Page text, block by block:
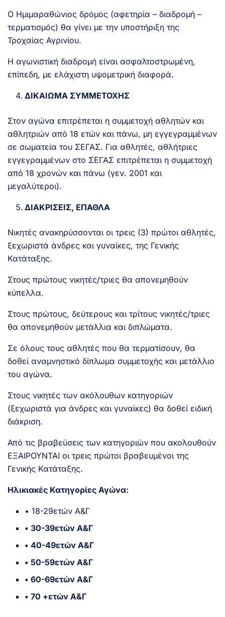
Ο Ημιμαραθώνιος δρόμος (αφετηρία – διαδρομή –
τερματισμός) θα γίνει με την υποστήριξη της
Τροχαίας Αγρινίου.
Η αγωνιστική διαδρομή είναι ασφαλτοστρωμένη,
επίπεδη, με ελάχιστη υψομετρική διαφορά.
ΔΙΚΑΙΩΜΑ ΣΥΜΜΕΤΟΧΗΣ
Στον αγώνα επιτρέπεται η συμμετοχή αθλητών και
αθλητριών από 18 ετών και πάνω, μη εγγεγραμμένων
σε σωματεία του ΣΕΓΑΣ. Για αθλητές, αθλήτριες
εγγεγραμμένων στο ΣΕΓΑΣ επιτρέπεται η συμμετοχή
από 18 χρονών και πάνω (γεν. 2001 και
μεγαλύτεροι).
ΔΙΑΚΡΙΣΕΙΣ, ΕΠΑΘΛΑ
Νικητές ανακηρύσσονται οι τρεις (3) πρώτοι αθλητές,
ξεχωριστά άνδρες και γυναίκες, της Γενικής
Κατάταξης.
Στους πρώτους νικητές/τριες θα απονεμηθούν
κύπελλα.
Στους πρώτους, δεύτερους και τρίτους νικητές/τριες
θα απονεμηθούν μετάλλια και διπλώματα.
Σε όλους τους αθλητές που θα τερματίσουν, θα
δοθεί αναμνηστικό δίπλωμα συμμετοχής και μετάλλιο
του αγώνα.
Στους νικητές των ακόλουθων κατηγοριών
(ξεχωριστά για άνδρες και γυναίκες) θα δοθεί ειδική
διάκριση.
Από τις βραβεύσεις των κατηγοριών που ακολουθούν
ΕΞΑΙΡΟΥΝΤΑΙ οι τρεις πρώτοι βραβευμένοι της
Γενικής Κατάταξης.
Ηλικιακές Κατηγορίες Αγώνα:
• 18-29ετών Α&Γ
• 30-39ετών Α&Γ
• 40-49ετών Α&Γ
• 50-59ετών Α&Γ
• 60-69ετών Α&Γ
• 70 +ετών Α&Γ